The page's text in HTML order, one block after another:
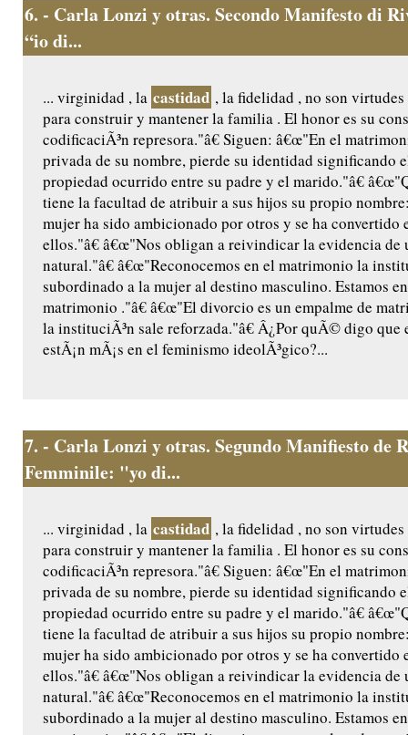
6. - Carla Lonzi y otras. Secondo Manifesto di
“io di...
... virginidad , la castidad , la fidelidad , no son
para construir y mantener la familia . El honor es su
codificaciÃ³n represora."â€ Siguen: â€œ"En el
privada de su nombre, pierde su identidad significando
propiedad ocurrido entre su padre y el marido."â€
tiene la facultad de atribuir a sus hijos su propio
mujer ha sido ambicionado por otros y se ha
ellos."â€ â€œ"Nos obligan a reivindicar la evidencia de
natural."â€ â€œ"Reconocemos en el matrimonio la
subordinado a la mujer al destino masculino. Estamos
matrimonio ."â€ â€œ"El divorcio es un empalme de
la instituciÃ³n sale reforzada."â€ Â¿Por quÃ© digo que
estÃ¡n mÃ¡s en el feminismo ideolÃ³gico?...
7. - Carla Lonzi y otras. Segundo Manifiesto de
Femminile: "yo di...
... virginidad , la castidad , la fidelidad , no son
para construir y mantener la familia . El honor es su
codificaciÃ³n represora."â€ Siguen: â€œ"En el
privada de su nombre, pierde su identidad significando
propiedad ocurrido entre su padre y el marido."â€
tiene la facultad de atribuir a sus hijos su propio
mujer ha sido ambicionado por otros y se ha
ellos."â€ â€œ"Nos obligan a reivindicar la evidencia de
natural."â€ â€œ"Reconocemos en el matrimonio la
subordinado a la mujer al destino masculino. Estamos